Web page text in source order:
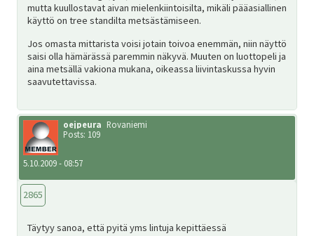
mutta kuullostavat aivan mielenkiintoisilta, mikäli pääasiallinen
käyttö on tree standilta metsästämiseen.
Jos omasta mittarista voisi jotain toivoa enemmän, niin näyttö
saisi olla hämärässä paremmin näkyvä. Muuten on luottopeli ja
aina metsällä vakiona mukana, oikeassa liivintaskussa hyvin
saavutettavissa.
oejpeura Rovaniemi
Posts: 109
5.10.2009 - 08:57
2865
Täytyy sanoa, että pyitä yms lintuja kepittäessä